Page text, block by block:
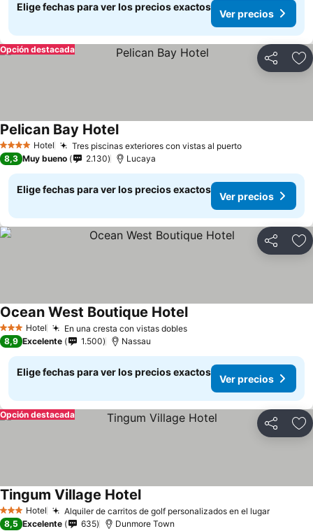
Elige fechas para ver los precios exactos
Ver precios
Compartir
Opción destacada
4 EstrellasHotel Tres piscinas exteriores con vistas al puerto
Pelican Bay Hotel
8,3 Muy bueno 2.130 Lucaya
Elige fechas para ver los precios exactos
Ver precios
Compartir
3 Estrellas
Hotel En una cresta con vistas dobles
Ocean West Boutique Hotel
8,9 Excelente 1.500 Nassau
Elige fechas para ver los precios exactos
Ver precios
Compartir
Opción destacada
3 Estrellas
Hotel Alquiler de carritos de golf personalizados en el lugar
Tingum Village Hotel
8,5 Excelente 635 Dunmore Town